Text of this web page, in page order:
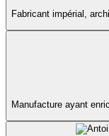
Fabricant impérial,
Manufacture ayant